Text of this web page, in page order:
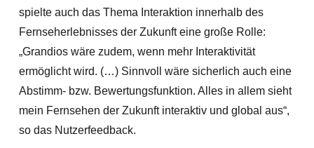
spielte auch das Thema Interaktion innerhalb des
Fernseherlebnisses der Zukunft eine große Rolle:
„Grandios wäre zudem, wenn mehr Interaktivität
ermöglicht wird. (…) Sinnvoll wäre sicherlich auch eine
Abstimm- bzw. Bewertungsfunktion. Alles in allem sieht
mein Fernsehen der Zukunft interaktiv und global aus“,
so das Nutzerfeedback.